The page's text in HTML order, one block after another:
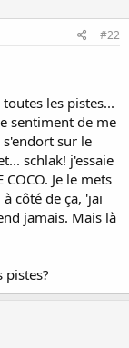
#22
les pistes...
sentiment de me
sur le
schlak! j'essaie
Je le mets
côté de ça, 'jai
jamais. Mais là
pistes?